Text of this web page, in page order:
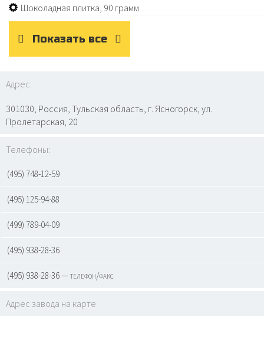
Шоколадная плитка, 90 грамм
Показать все
Адрес:
301030, Россия, Тульская область, г. Ясногорск, ул.
Пролетарская, 20
Телефоны:
(495) 748-12-59
(495) 125-94-88
(499) 789-04-09
(495) 938-28-36
(495) 938-28-36 — телефон/факс
Адрес завода на карте